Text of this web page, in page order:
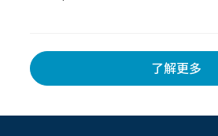
了解更多